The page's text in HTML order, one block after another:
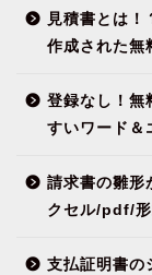
見積書とは！
作成された無
登録なし！無
すいワード＆
請求書の雛形
クセル/pdf/
支払証明書